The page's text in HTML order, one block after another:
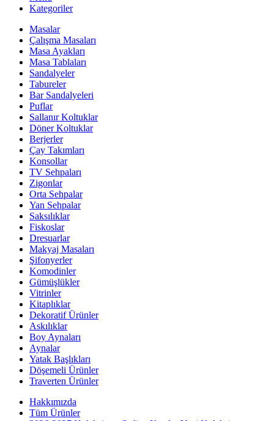
Kategoriler
Masalar
Çalışma Masaları
Masa Ayakları
Masa Tablaları
Sandalyeler
Tabureler
Bar Sandalyeleri
Puflar
Sallanır Koltuklar
Döner Koltuklar
Berjerler
Çay Takımları
Konsollar
TV Sehpaları
Zigonlar
Orta Sehpalar
Yan Sehpalar
Saksılıklar
Fiskoslar
Dresuarlar
Makyaj Masaları
Şifonyerler
Komodinler
Gümüşlükler
Vitrinler
Kitaplıklar
Dekoratif Ürünler
Askılıklar
Boy Aynaları
Aynalar
Yatak Başlıkları
Döşemeli Ürünler
Traverten Ürünler
Hakkımızda
Tüm Ürünler